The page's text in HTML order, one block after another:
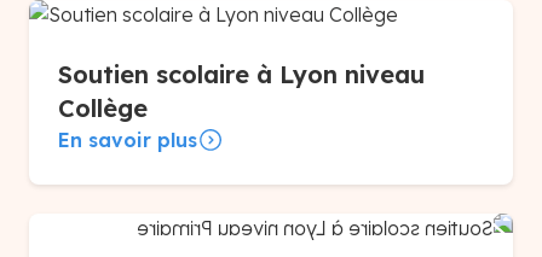
Soutien scolaire à Lyon niveau
Collège
En savoir plus